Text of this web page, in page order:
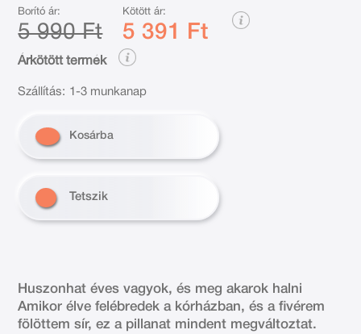
Borító ár:
5 990 Ft
Kötött ár:
5 391 Ft
Árkötött termék
Szállítás: 1-3 munkanap
Kosárba
Tetszik
Huszonhat éves vagyok, és meg akarok halni
Amikor élve felébredek a kórházban, és a fivérem
fölöttem sír, ez a pillanat mindent megváltoztat.